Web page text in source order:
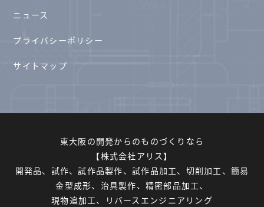
ニュース
プライバシーポリシー
サイトマップ
東大阪の開発からのものづくりなら
【株式会社アリス】
開発品、試作、試作品製作、試作品加工、切削加工、簡易
金型成形、治具製作、精密部品加工、
現物追加工、リバースエンジニアリング